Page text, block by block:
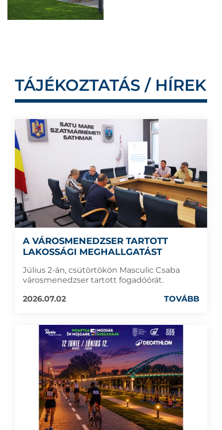
TÁJÉKOZTATÁS / HÍREK
A VÁROSMENEDZSER TARTOTT
LAKOSSÁGI MEGHALLGATÁST
Július 2-án, csütörtökön Masculic Csaba
városmenedzser tartott fogadóórát.
2026.07.02
TOVÁBB